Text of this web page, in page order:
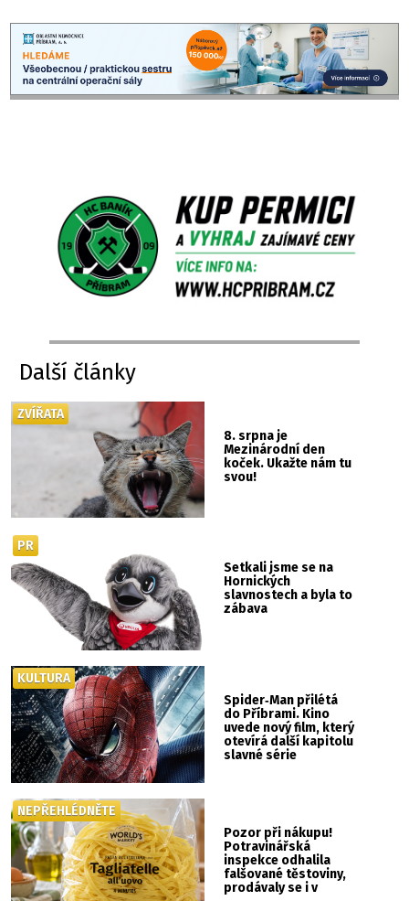
Další články
8. srpna je
Mezinárodní den
koček. Ukažte nám tu
svou!
ZVÍŘATA
Setkali jsme se na
Hornických
slavnostech a byla to
zábava
PR
Spider‑Man přilétá
do Příbrami. Kino
uvede nový film, který
otevírá další kapitolu
slavné série
KULTURA
Pozor při nákupu!
Potravinářská
inspekce odhalila
falšované těstoviny,
prodávaly se i v
NEPŘEHLÉDNĚTE